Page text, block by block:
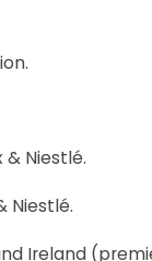
& Niestlé.
Niestlé.
Ireland